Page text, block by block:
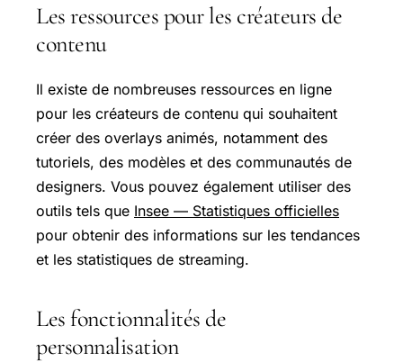
Les ressources pour les créateurs de
contenu
Il existe de nombreuses ressources en ligne
pour les créateurs de contenu qui souhaitent
créer des overlays animés, notamment des
tutoriels, des modèles et des communautés de
designers. Vous pouvez également utiliser des
outils tels que Insee — Statistiques officielles
pour obtenir des informations sur les tendances
et les statistiques de streaming.
Les fonctionnalités de
personnalisation